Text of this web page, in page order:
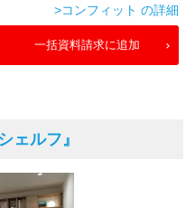
>コンフィット の詳細
一括資料請求に追加
ェルフ』